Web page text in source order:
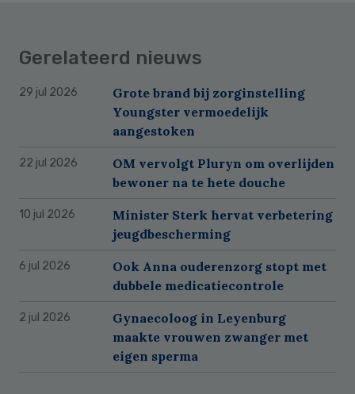
Gerelateerd nieuws
29 jul 2026
Grote brand bij zorginstelling
Youngster vermoedelijk
aangestoken
22 jul 2026
OM vervolgt Pluryn om overlijden
bewoner na te hete douche
10 jul 2026
Minister Sterk hervat verbetering
jeugdbescherming
6 jul 2026
Ook Anna ouderenzorg stopt met
dubbele medicatiecontrole
2 jul 2026
Gynaecoloog in Leyenburg
maakte vrouwen zwanger met
eigen sperma